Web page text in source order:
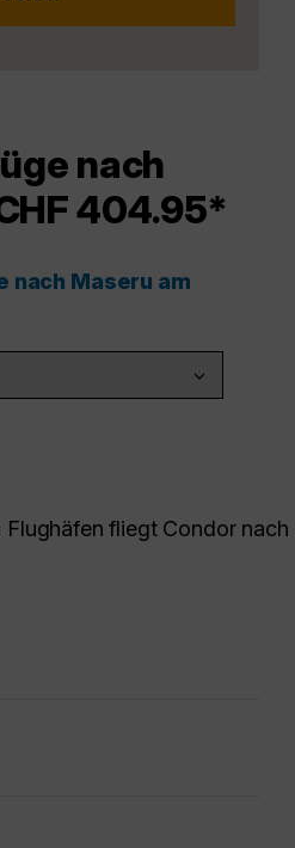
nach
404.95*
nach Maseru am
Flughäfen fliegt Condor nach